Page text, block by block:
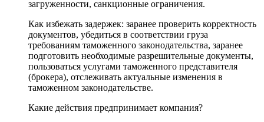
загруженности, санкционные ограничения.
Как избежать задержек: заранее проверить корректность
документов, убедиться в соответствии груза
требованиям таможенного законодательства, заранее
подготовить необходимые разрешительные документы,
пользоваться услугами таможенного представителя
(брокера), отслеживать актуальные изменения в
таможенном законодательстве.
Какие действия предпринимает компания?